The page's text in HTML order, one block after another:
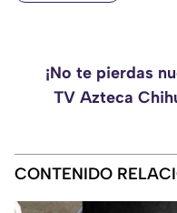
¡No te pierdas
TV Azteca
CONTENIDO